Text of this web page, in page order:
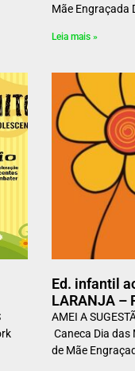
Mãe Engraçada
Leia mais »
Ed. infantil
LARANJA –
AMEI A
Caneca Dia das
de Mãe